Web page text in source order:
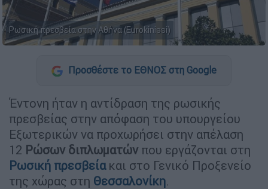
Ρωσική πρεσβεία στην Αθήνα (Eurokinissi)
Προσθέστε το ΕΘΝΟΣ στη Google
Έντονη ήταν η αντίδραση της ρωσικής
πρεσβείας στην απόφαση του υπουργείου
Εξωτερικών να προχωρήσει στην απέλαση
12 Ρώσων διπλωματών που εργάζονται στη
Ρωσική πρεσβείακαι στο Γενικό Προξενείο
της χώρας στη Θεσσαλονίκη.